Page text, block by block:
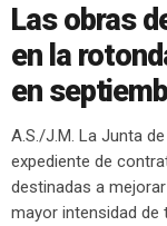
Las obras
en la
en
A.S./J.M. La Junta
expediente de
destinadas a
mayor intensidad de